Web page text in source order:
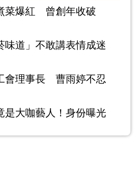
菜爆紅 曾創年收破
味道」不敢講表情成迷
會理事長 曹雨婷不忍
是大咖藝人！身份曝光